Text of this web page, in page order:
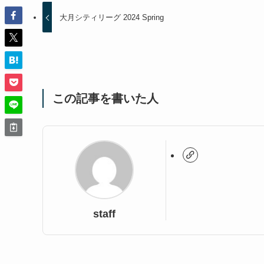
大月シティリーグ 2024 Spring
この記事を書いた人
staff